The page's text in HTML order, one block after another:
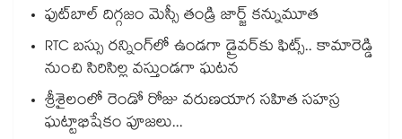
ఫుట్‎బాల్ దిగ్గజం మెస్సీ తండ్రి జార్జ్ కన్నుమూత
RTC బస్సు రన్నింగ్⁫లో ఉండగా డ్రైవర్‌కు ఫిట్స్.. కామారెడ్డి
నుంచి సిరిసిల్ల వస్తుండగా ఘటన
శ్రీశైలంలో రెండో రోజు వరుణయాగ సహిత సహస్ర
ఘట్టాభిషేకం పూజలు...